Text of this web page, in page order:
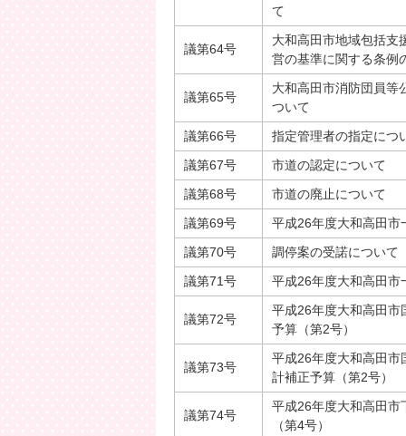
て
議第64号
大和高田市地域包括支
営の基準に関する条例
議第65号
大和高田市消防団員等
ついて
議第66号
指定管理者の指定につ
議第67号
市道の認定について
議第68号
市道の廃止について
議第69号
平成26年度大和高田市
議第70号
調停案の受諾について
議第71号
平成26年度大和高田市
議第72号
平成26年度大和高田市
予算（第2号）
議第73号
平成26年度大和高田市
計補正予算（第2号）
議第74号
平成26年度大和高田市
（第4号）